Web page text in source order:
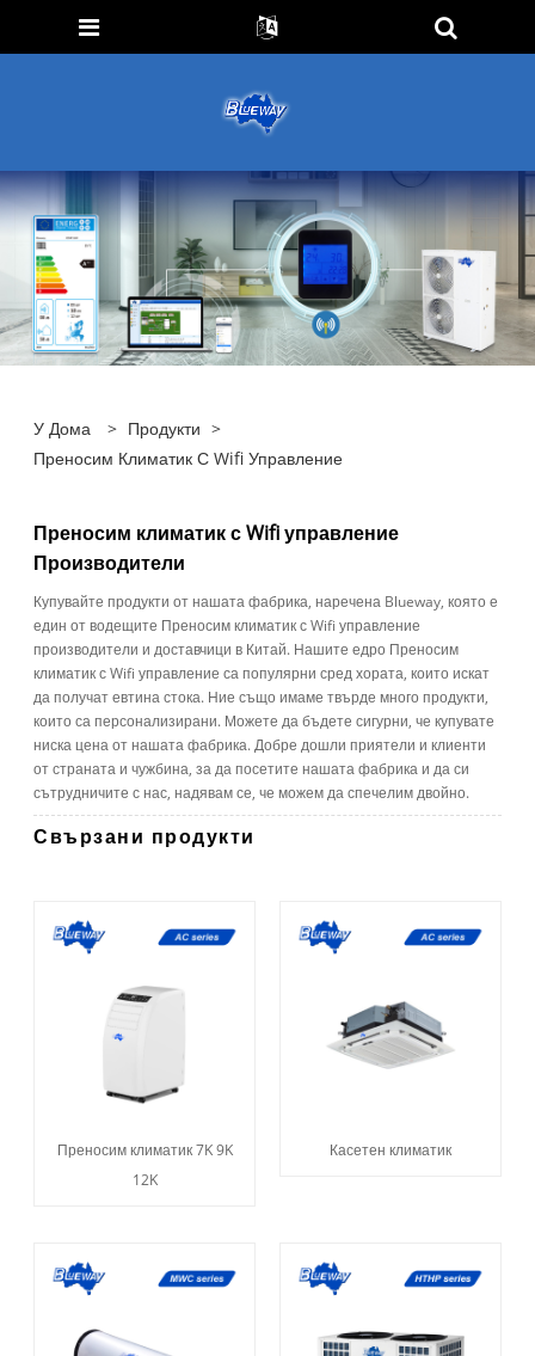
У Дома > Продукти >
Преносим Климатик С Wifi Управление
Преносим климатик с Wifi управление
Производители
Купувайте продукти от нашата фабрика, наречена Blueway, която е
един от водещите Преносим климатик с Wifi управление
производители и доставчици в Китай. Нашите едро Преносим
климатик с Wifi управление са популярни сред хората, които искат
да получат евтина стока. Ние също имаме твърде много продукти,
които са персонализирани. Можете да бъдете сигурни, че купувате
ниска цена от нашата фабрика. Добре дошли приятели и клиенти
от страната и чужбина, за да посетите нашата фабрика и да си
сътрудничите с нас, надявам се, че можем да спечелим двойно.
Свързани продукти
Преносим климатик 7K 9K
12K
Касетен климатик